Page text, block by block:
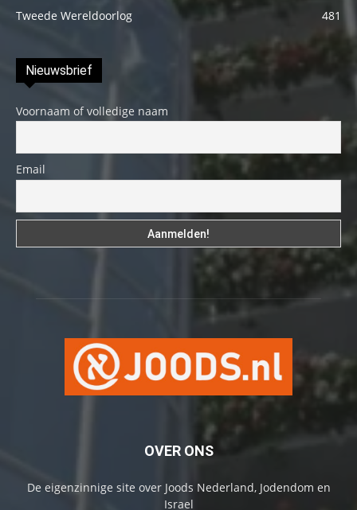
Tweede Wereldoorlog
481
Nieuwsbrief
Voornaam of volledige naam
Email
OVER ONS
De eigenzinnige site over Joods Nederland, Jodendom en
Israel